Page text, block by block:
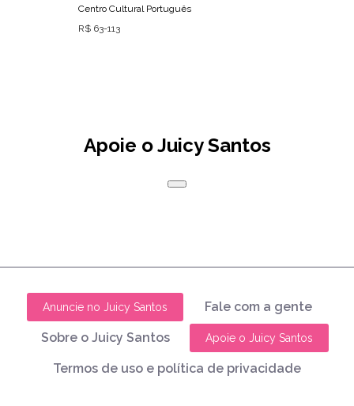
Centro Cultural Português
R$ 63-113
Apoie o Juicy Santos
Anuncie no Juicy Santos Fale com a gente
Sobre o Juicy Santos Apoie o Juicy Santos
Termos de uso e política de privacidade